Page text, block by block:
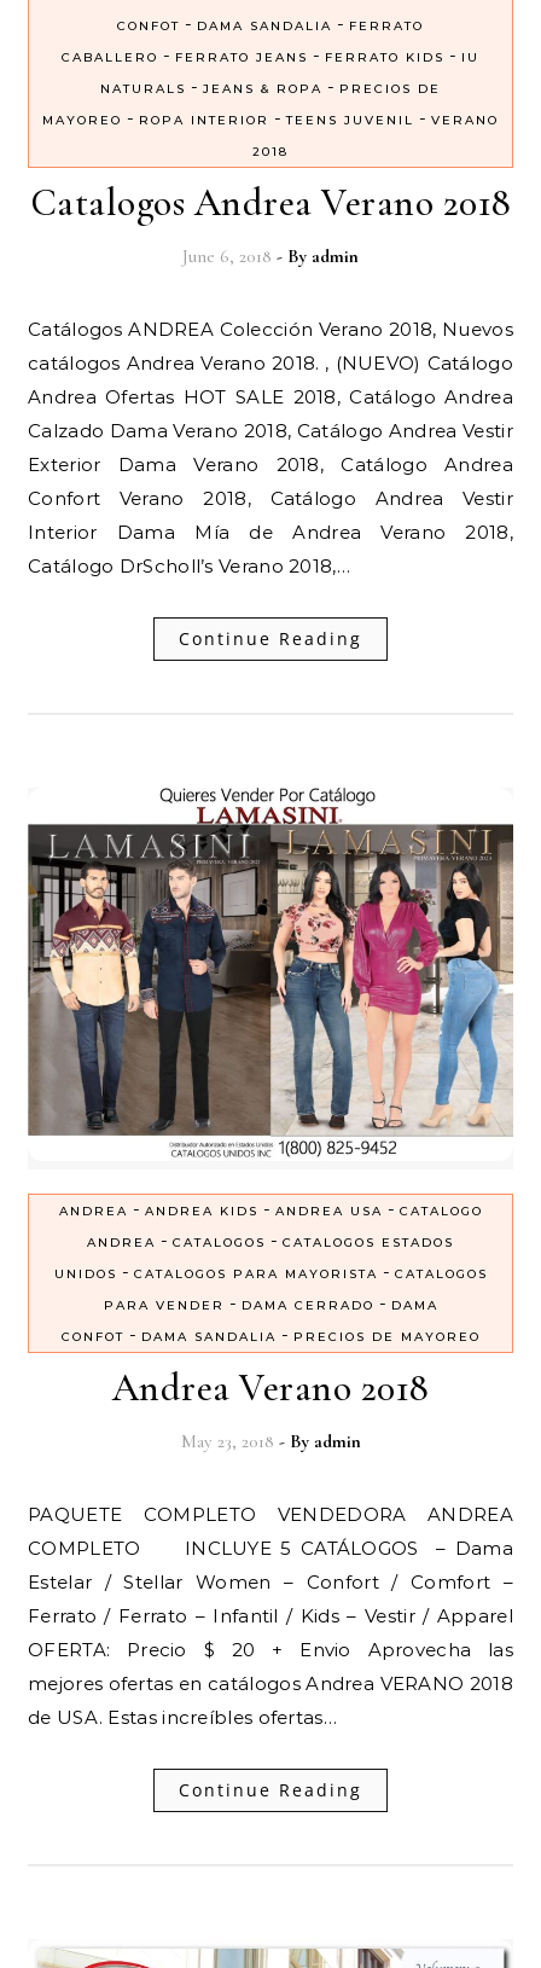
CONFOT - DAMA SANDALIA - FERRATO
CABALLERO - FERRATO JEANS - FERRATO KIDS - IU
NATURALS - JEANS & ROPA - PRECIOS DE
MAYOREO - ROPA INTERIOR -TEENS JUVENIL - VERANO
2018
Catalogos Andrea Verano 2018
June 6, 2018 - By admin
Catálogos ANDREA Colección Verano 2018, Nuevos
catálogos Andrea Verano 2018. , (NUEVO) Catálogo
Andrea Ofertas HOT SALE 2018, Catálogo Andrea
Calzado Dama Verano 2018, Catálogo Andrea Vestir
Exterior Dama Verano 2018, Catálogo Andrea
Confort Verano 2018, Catálogo Andrea Vestir
Interior Dama Mía de Andrea Verano 2018,
Catálogo DrScholl’s Verano 2018,…
Continue Reading
ANDREA - ANDREA KIDS - ANDREA USA - CATALOGO
ANDREA - CATALOGOS - CATALOGOS ESTADOS
UNIDOS - CATALOGOS PARA MAYORISTA - CATALOGOS
PARA VENDER
- DAMA CERRADO - DAMA
CONFOT - DAMA SANDALIA - PRECIOS DE MAYOREO
Andrea Verano 2018
May 23, 2018 - By admin
PAQUETE COMPLETO VENDEDORA ANDREA
COMPLETO INCLUYE 5 CATÁLOGOS – Dama
Estelar / Stellar Women – Confort / Comfort –
Ferrato / Ferrato – Infantil / Kids – Vestir / Apparel
OFERTA: Precio $ 20 + Envio Aprovecha las
mejores ofertas en catálogos Andrea VERANO 2018
de USA. Estas increíbles ofertas…
Continue Reading